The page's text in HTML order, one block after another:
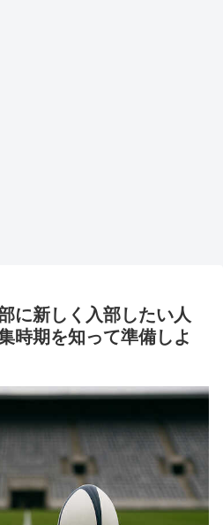
に新しく入部したい人
時期を知って準備しよ